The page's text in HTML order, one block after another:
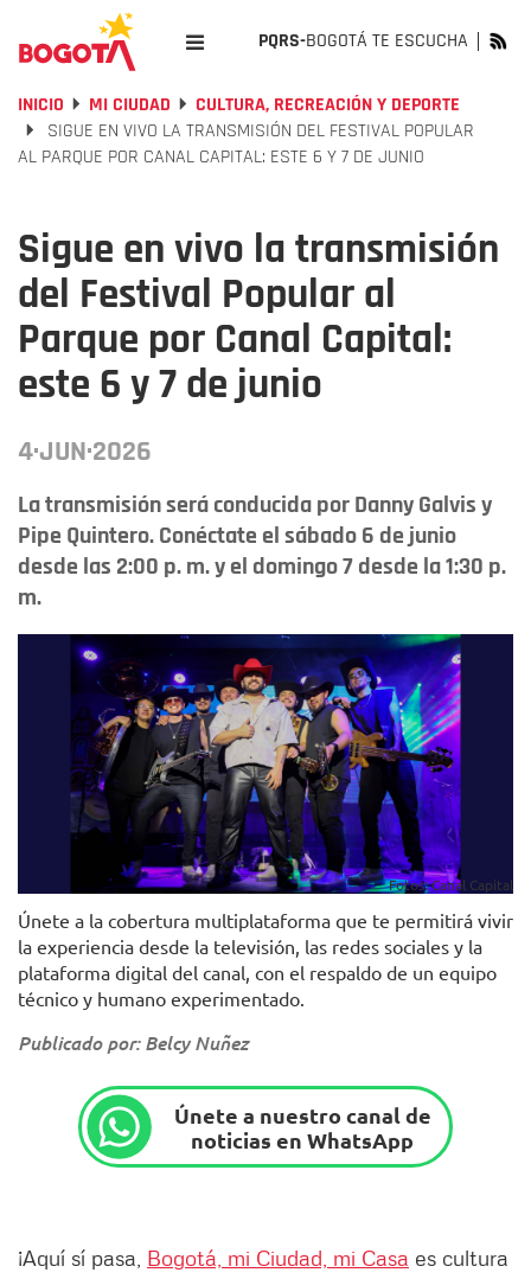
PQRS-BOGOTÁ TE ESCUCHA
INICIO MI CIUDAD
CULTURA, RECREACIÓN Y DEPORTE
SIGUE EN VIVO LA TRANSMISIÓN DEL FESTIVAL POPULAR
AL PARQUE POR CANAL CAPITAL: ESTE 6 Y 7 DE JUNIO
Sigue en vivo la transmisión
del Festival Popular al
Parque por Canal Capital:
este 6 y 7 de junio
4·JUN·2026
La transmisión será conducida por Danny Galvis y
Pipe Quintero. Conéctate el sábado 6 de junio
desde las 2:00 p. m. y el domingo 7 desde la 1:30 p.
m.
Fotos: Canal Capital
Únete a la cobertura multiplataforma que te permitirá vivir
la experiencia desde la televisión, las redes sociales y la
plataforma digital del canal, con el respaldo de un equipo
técnico y humano experimentado.
Publicado por: Belcy Nuñez
Únete a nuestro canal de
noticias en WhatsApp
¡Aquí sí pasa, Bogotá, mi Ciudad, mi Casa es cultura